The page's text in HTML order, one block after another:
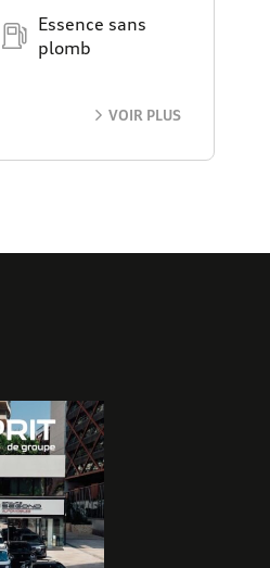
Essence sans
plomb
VOIR PLUS